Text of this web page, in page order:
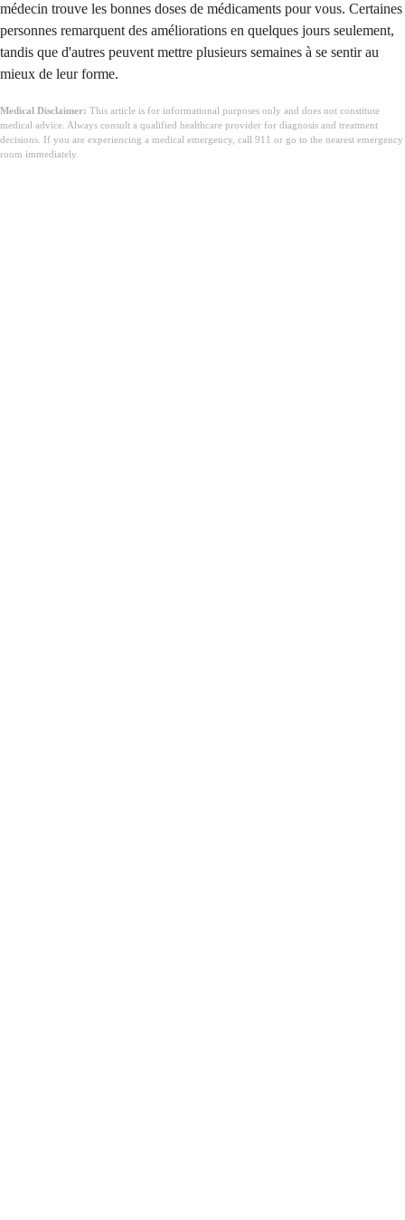
médecin trouve les bonnes doses de médicaments pour vous. Certaines
personnes remarquent des améliorations en quelques jours seulement,
tandis que d'autres peuvent mettre plusieurs semaines à se sentir au
mieux de leur forme.
Medical Disclaimer: This article is for informational purposes only and does not constitute
medical advice. Always consult a qualified healthcare provider for diagnosis and treatment
decisions. If you are experiencing a medical emergency, call 911 or go to the nearest emergency
room immediately.